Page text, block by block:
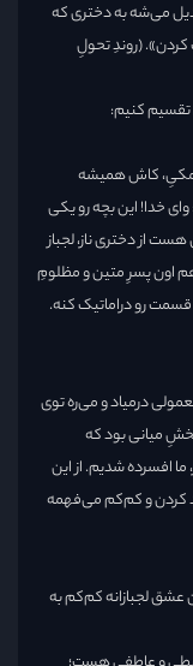
می‌شه به دختری که
(روندِ تحولِ
کنیم:
کاش همیشه
خدا! این بچه رو یکی
از دختری ناز، لجباز
اون پسرِ متین و مظلومِ
قسمت رو دراماتیک کنه.
درمیاد و می‌ره توی
میانی بود که
افسرده شدیم. از این
کردن و کم‌کم می‌فهمه
لجبازانه کم‌کم به